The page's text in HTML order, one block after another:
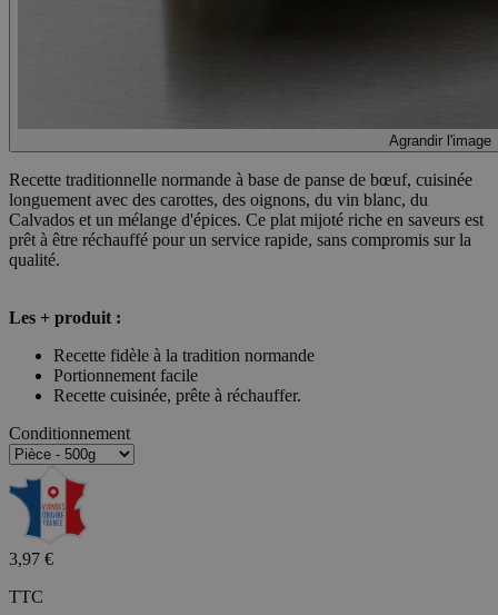
Agrandir l'image
Recette traditionnelle normande à base de panse de bœuf, cuisinée
longuement avec des carottes, des oignons, du vin blanc, du
Calvados et un mélange d'épices. Ce plat mijoté riche en saveurs est
prêt à être réchauffé pour un service rapide, sans compromis sur la
qualité.
Les + produit :
Recette fidèle à la tradition normande
Portionnement facile
Recette cuisinée, prête à réchauffer.
Conditionnement
3,97 €
TTC